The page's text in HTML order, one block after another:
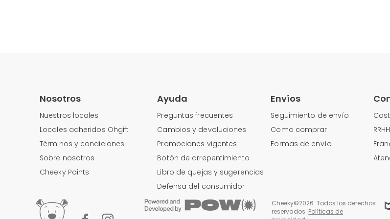
Nosotros
Nuestros locales
Locales adheridos Ohgift
Términos y condiciones
Sobre nosotros
Cheeky Points
Ayuda
Preguntas frecuentes
Cambios y devoluciones
Promociones vigentes
Botón de arrepentimiento
Libro de quejas y sugerencias
Defensa del consumidor
Envíos
Seguimiento de envío
Como comprar
Formas de envío
RRHH
Cheeky©2026. Todos los derechos
reservados. Políticas de